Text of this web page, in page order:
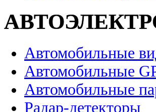
Автомобильные
Автомобильные
Автомобильные
Радар-детекторы